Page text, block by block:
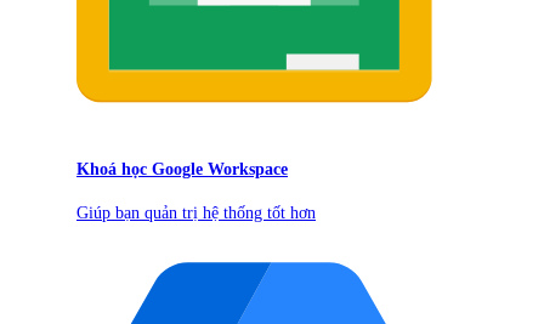
Khoá học Google Workspace
Giúp bạn quản trị hệ thống tốt hơn